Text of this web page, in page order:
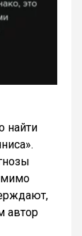
найти
автор